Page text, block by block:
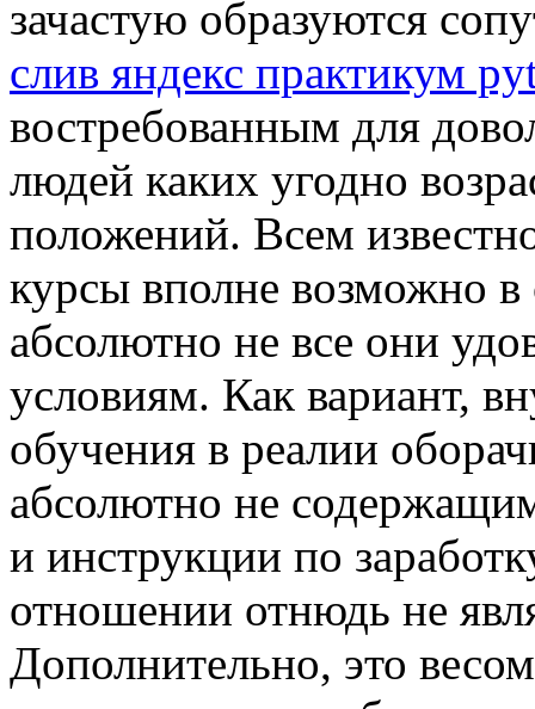
зачастую образуются
слив яндекс практикум
востребованным для
людей каких угодно
положений. Всем
курсы вполне возможно в
абсолютно не все они
условиям. Как вариант,
обучения в реалии
абсолютно не
и инструкции по
отношении отнюдь не
Дополнительно, это